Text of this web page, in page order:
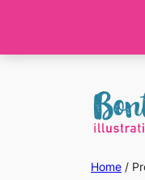
de
Home /